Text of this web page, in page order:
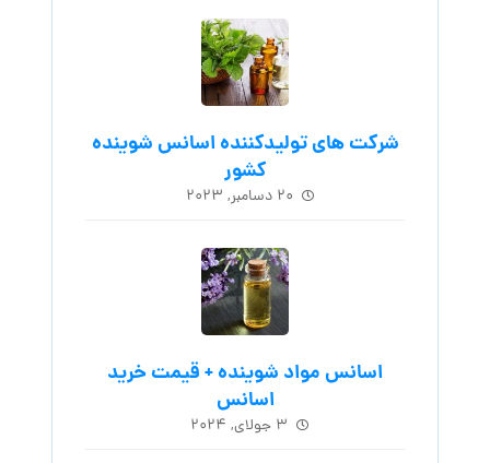
شرکت های تولیدکننده اسانس شوینده
کشور
۲۰ دسامبر, ۲۰۲۳
اسانس مواد شوینده + قیمت خرید
اسانس
۳ جولای, ۲۰۲۴